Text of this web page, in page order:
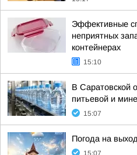
Эффективные
неприятных
контейнерах
15:10
В Саратовской
питьевой и
15:07
Погода на
15:07